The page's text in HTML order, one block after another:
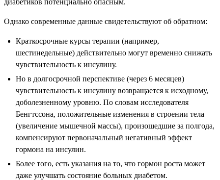
диабетиков потенциально опасным.
Однако современные данные свидетельствуют об обратном:
Краткосрочные курсы терапии (например,
шестинедельные) действительно могут временно снижать
чувствительность к инсулину.
Но в долгосрочной перспективе (через 6 месяцев)
чувствительность к инсулину возвращается к исходному,
доболезненному уровню. По словам исследователя
Бенгтссона, положительные изменения в строении тела
(увеличение мышечной массы), произошедшие за полгода,
компенсируют первоначальный негативный эффект
гормона на инсулин.
Более того, есть указания на то, что гормон роста может
даже улучшать состояние больных диабетом.